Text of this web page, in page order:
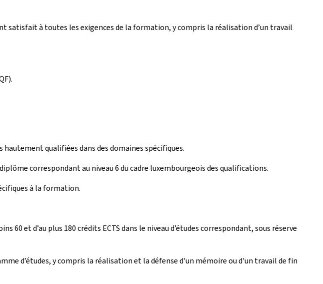
satisfait à toutes les exigences de la formation, y compris la réalisation d’un travail
qualifiées dans des domaines spécifiques.
correspondant au niveau 6 du cadre luxembourgeois des qualifications.
à la formation.
60 et d’au plus 180 crédits ECTS dans le niveau d’études correspondant, sous réserve
d’études, y compris la réalisation et la défense d'un mémoire ou d'un travail de fin